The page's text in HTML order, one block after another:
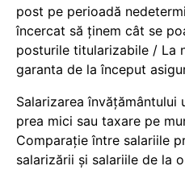
post pe perioadă
încercat să ținem cât se
posturile titularizabile / La
garanta de la început
Salarizarea învățământului
prea mici sau taxare pe
Comparație între salariile
salarizării și salariile de la